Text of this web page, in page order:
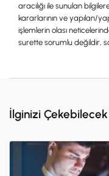
aracılığı ile sunulan
kararlarının ve yapılan/
işlemlerin olası
surette sorumlu değildir,
İlginizi